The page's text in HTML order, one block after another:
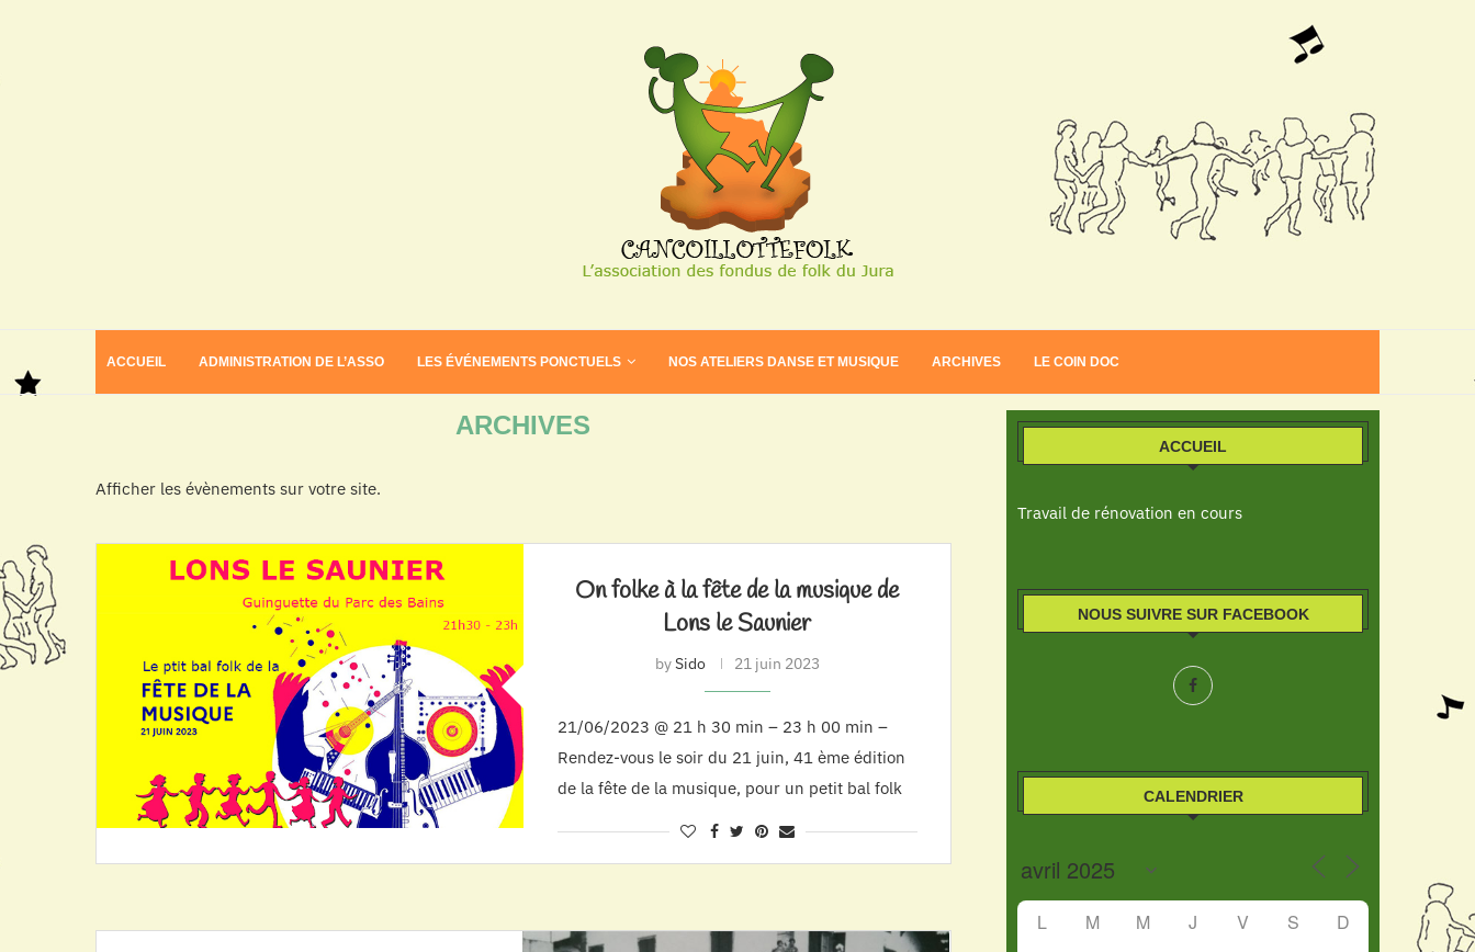
ACCUEIL ADMINISTRATION DE L’ASSO LES ÉVÉNEMENTS PONCTUELS NOS ATELIERS DANSE ET MUSIQUE ARCHIVES LE COIN DOC
ARCHIVES
Afficher les évènements sur votre site.
On folke à la fête de la musique de
Lons le Saunier
bySido 21 juin 2023
21/06/2023 @ 21 h 30 min – 23 h 00 min –
Rendez-vous le soir du 21 juin, 41 ème édition
de la fête de la musique, pour un petit bal folk
ACCUEIL
Travail de rénovation en cours
NOUS SUIVRE SUR FACEBOOK
CALENDRIER
L M M J V S D